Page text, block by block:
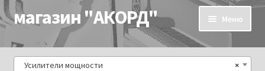
Перейти
до
навігації
Перейти
до
вмісту
магазин "АКОРД" Меню
Про нас
×
Усилители мощности